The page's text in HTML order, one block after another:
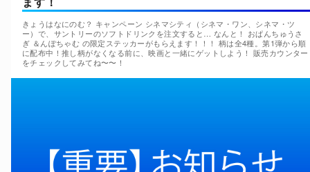
きょうはなにのむ？ キャンペーン シネマシティ（シネマ・ワン、シネマ・ツ
ー）で、サントリーのソフトドリンクを注文すると… なんと！ おぱんちゅうさ
ぎ ＆んぽちゃむ の限定ステッカーがもらえます！！！ 柄は全4種。第1弾から順
に配布中！推し柄がなくなる前に、映画と一緒にゲットしよう！ 販売カウンター
をチェックしてみてね〜〜！